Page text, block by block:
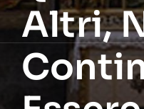
Altri,